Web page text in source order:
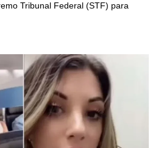
Tribunal Federal (STF) para